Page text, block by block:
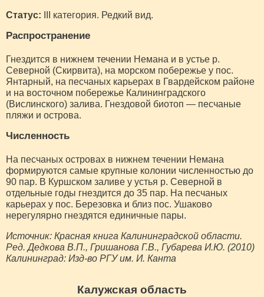
Статус: III категория. Редкий вид.
Распространение
Гнездится в нижнем течении Немана и в устье р.
Северной (Скирвита), на морском побережье у пос.
Янтарный, на песчаных карьерах в Гвардейском районе
и на восточном побережье Калининградского
(Вислинского) залива. Гнездовой биотоп — песчаные
пляжи и острова.
Численность
На песчаных островах в нижнем течении Немана
формируются самые крупные колонии численностью до
90 пар. В Куршском заливе у устья р. Северной в
отдельные годы гнездится до 35 пар. На песчаных
карьерах у пос. Березовка и близ пос. Ушаково
нерегулярно гнездятся единичные пары.
Источник: Красная книга Калининградской области.
Ред. Дедкова В.П., Гришанова Г.В., Губарева И.Ю. (2010)
Калининград: Изд-во РГУ им. И. Канта
Калужская область